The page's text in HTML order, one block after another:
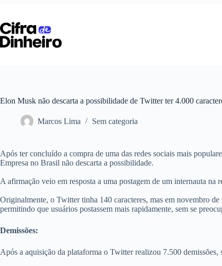
o
conteúdo
Elon Musk não descarta a possibilidade de Twitter ter 4.000
Marcos Lima Sem categoria
Após ter concluído a compra de uma das redes sociais mais
Empresa no Brasil não descarta a possibilidade.
A afirmação veio em resposta a uma postagem de um internauta na
Originalmente, o Twitter tinha 140 caracteres, mas em novembro
permitindo que usuários postassem mais rapidamente, sem se
Demissões:
Após a aquisição da plataforma o Twitter realizou 7.500